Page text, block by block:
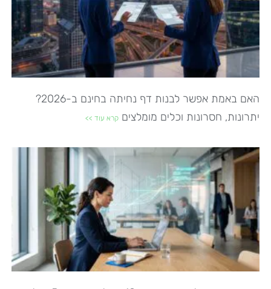
האם באמת אפשר לבנות דף נחיתה בחינם ב-2026?
יתרונות, חסרונות וכלים מומלצים קרא עוד >>